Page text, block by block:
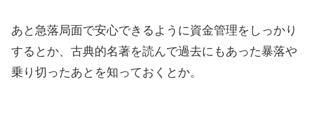
あと急落局面で安心できるように資金管理をしっかり
するとか、古典的名著を読んで過去にもあった暴落や
乗り切ったあとを知っておくとか。